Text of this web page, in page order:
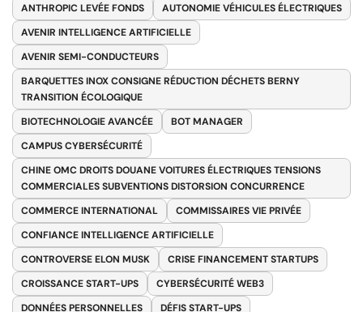
ANTHROPIC LEVÉE FONDS
AUTONOMIE VÉHICULES ÉLECTRIQUES
AVENIR INTELLIGENCE ARTIFICIELLE
AVENIR SEMI-CONDUCTEURS
BARQUETTES INOX CONSIGNE RÉDUCTION DÉCHETS BERNY
TRANSITION ÉCOLOGIQUE
BIOTECHNOLOGIE AVANCÉE
BOT MANAGER
CAMPUS CYBERSÉCURITÉ
CHINE OMC DROITS DOUANE VOITURES ÉLECTRIQUES TENSIONS
COMMERCIALES SUBVENTIONS DISTORSION CONCURRENCE
COMMERCE INTERNATIONAL
COMMISSAIRES VIE PRIVÉE
CONFIANCE INTELLIGENCE ARTIFICIELLE
CONTROVERSE ELON MUSK
CRISE FINANCEMENT STARTUPS
CROISSANCE START-UPS
CYBERSÉCURITÉ WEB3
DONNÉES PERSONNELLES
DÉFIS START-UPS